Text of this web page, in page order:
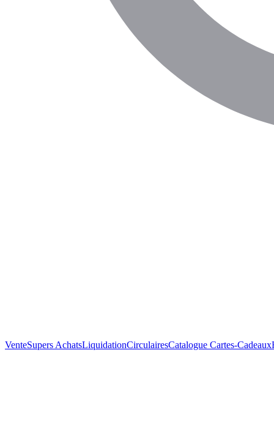
VenteSupers AchatsLiquidationCirculairesCatalogue Cartes-Cadeaux